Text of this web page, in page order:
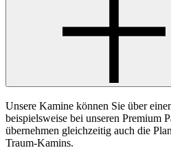
Unsere Kamine können Sie über
beispielsweise bei unseren Premium
übernehmen gleichzeitig auch die
Traum-Kamins.